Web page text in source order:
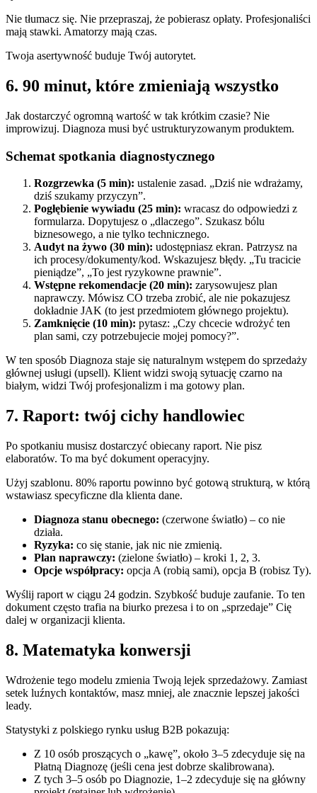
Nie tłumacz się. Nie przepraszaj, że pobierasz opłaty. Profesjonaliści
mają stawki. Amatorzy mają czas.
Twoja asertywność buduje Twój autorytet.
6. 90 minut, które zmieniają wszystko
Jak dostarczyć ogromną wartość w tak krótkim czasie? Nie
improwizuj. Diagnoza musi być ustrukturyzowanym produktem.
Schemat spotkania diagnostycznego
Rozgrzewka (5 min): ustalenie zasad. „Dziś nie wdrażamy,
dziś szukamy przyczyn”.
Pogłębienie wywiadu (25 min): wracasz do odpowiedzi z
formularza. Dopytujesz o „dlaczego”. Szukasz bólu
biznesowego, a nie tylko technicznego.
Audyt na żywo (30 min): udostępniasz ekran. Patrzysz na
ich procesy/dokumenty/kod. Wskazujesz błędy. „Tu tracicie
pieniądze”, „To jest ryzykowne prawnie”.
Wstępne rekomendacje (20 min): zarysowujesz plan
naprawczy. Mówisz CO trzeba zrobić, ale nie pokazujesz
dokładnie JAK (to jest przedmiotem głównego projektu).
Zamknięcie (10 min): pytasz: „Czy chcecie wdrożyć ten
plan sami, czy potrzebujecie mojej pomocy?”.
W ten sposób Diagnoza staje się naturalnym wstępem do sprzedaży
głównej usługi (upsell). Klient widzi swoją sytuację czarno na
białym, widzi Twój profesjonalizm i ma gotowy plan.
7. Raport: twój cichy handlowiec
Po spotkaniu musisz dostarczyć obiecany raport. Nie pisz
elaboratów. To ma być dokument operacyjny.
Użyj szablonu. 80% raportu powinno być gotową strukturą, w którą
wstawiasz specyficzne dla klienta dane.
Diagnoza stanu obecnego: (czerwone światło) – co nie
działa.
Ryzyka: co się stanie, jak nic nie zmienią.
Plan naprawczy: (zielone światło) – kroki 1, 2, 3.
Opcje współpracy: opcja A (robią sami), opcja B (robisz Ty).
Wyślij raport w ciągu 24 godzin. Szybkość buduje zaufanie. To ten
dokument często trafia na biurko prezesa i to on „sprzedaje” Cię
dalej w organizacji klienta.
8. Matematyka konwersji
Wdrożenie tego modelu zmienia Twoją lejek sprzedażowy. Zamiast
setek luźnych kontaktów, masz mniej, ale znacznie lepszej jakości
leady.
Statystyki z polskiego rynku usług B2B pokazują:
Z 10 osób proszących o „kawę”, około 3–5 zdecyduje się na
Płatną Diagnozę (jeśli cena jest dobrze skalibrowana).
Z tych 3–5 osób po Diagnozie, 1–2 zdecyduje się na główny